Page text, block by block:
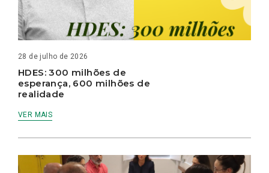
28 de julho de 2026
HDES: 300 milhões de
esperança, 600 milhões de
realidade
VER MAIS